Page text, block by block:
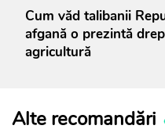
Cum văd talibanii
afgană o prezintă
agricultură
Alte recomandări